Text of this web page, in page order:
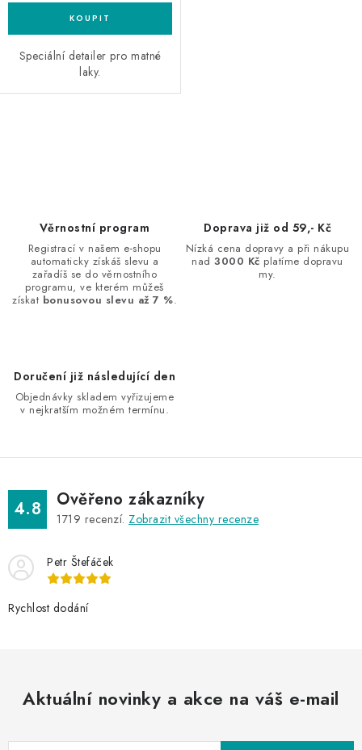
Speciální detailer pro matné
laky.
p
k
y
p
u
Věrnostní program
Registrací v našem e-shopu
automaticky získáš slevu a
zařadíš se do věrnostního
programu, ve kterém můžeš
získat bonusovou slevu až 7 %.
Doprava již od 59,- Kč
Nízká cena dopravy a při nákupu
nad3000 Kč platíme dopravu
my.
Doručení již následující den
Objednávky skladem vyřizujeme
v nejkratším možném termínu.
4.8 Ověřeno zákazníky
1719 recenzí. Zobrazit všechny recenze
Petr Štefáček
Rychlost dodání
Aktuální novinky a akce na váš e-mail